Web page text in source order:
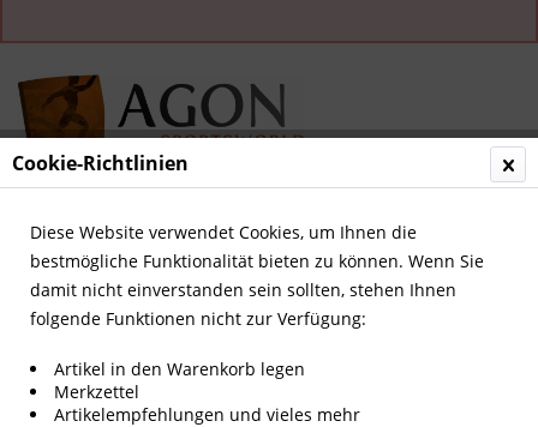
Menü
Übersicht Deutsche Nationalspieler
Cookie-Richtlinien
Diese Website verwendet Cookies, um Ihnen die
bestmögliche Funktionalität bieten zu können. Wenn Sie
damit nicht einverstanden sein sollten, stehen Ihnen
folgende Funktionen nicht zur Verfügung:
Artikel in den Warenkorb legen
Merkzettel
Artikelempfehlungen und vieles mehr